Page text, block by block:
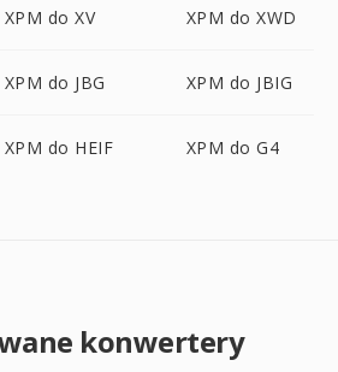
XPM do XV XPM do XWD
XPM do JBG XPM do JBIG
XPM do HEIF XPM do G4
konwertery